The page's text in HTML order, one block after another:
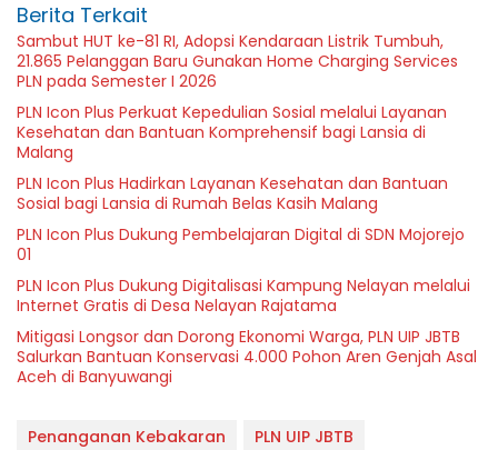
Berita Terkait
Sambut HUT ke-81 RI, Adopsi Kendaraan Listrik Tumbuh,
21.865 Pelanggan Baru Gunakan Home Charging Services
PLN pada Semester I 2026
PLN Icon Plus Perkuat Kepedulian Sosial melalui Layanan
Kesehatan dan Bantuan Komprehensif bagi Lansia di
Malang
PLN Icon Plus Hadirkan Layanan Kesehatan dan Bantuan
Sosial bagi Lansia di Rumah Belas Kasih Malang
PLN Icon Plus Dukung Pembelajaran Digital di SDN Mojorejo
01
PLN Icon Plus Dukung Digitalisasi Kampung Nelayan melalui
Internet Gratis di Desa Nelayan Rajatama
Mitigasi Longsor dan Dorong Ekonomi Warga, PLN UIP JBTB
Salurkan Bantuan Konservasi 4.000 Pohon Aren Genjah Asal
Aceh di Banyuwangi
Penanganan Kebakaran
PLN UIP JBTB